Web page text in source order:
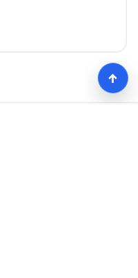
↑